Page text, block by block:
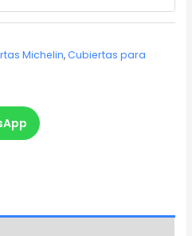
Michelin,Cubiertas para